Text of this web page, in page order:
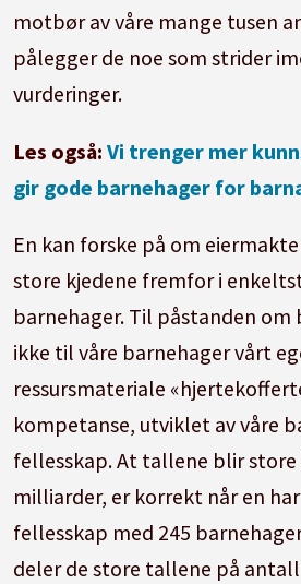
motbør av våre mange tusen
pålegger de noe som strider
vurderinger.
Les også:Vi trenger mer
gir gode barnehager for
En kan forske på om
store kjedene fremfor i
barnehager. Til påstanden om
ikke til våre barnehager vårt
ressursmateriale
kompetanse, utviklet av våre
fellesskap. At tallene blir store
milliarder, er korrekt når en
fellesskap med 245
deler de store tallene på